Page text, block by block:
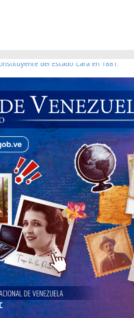
del Estado Lara en 1881.
Caracas 09 de marzo de 2006 N° 38.394